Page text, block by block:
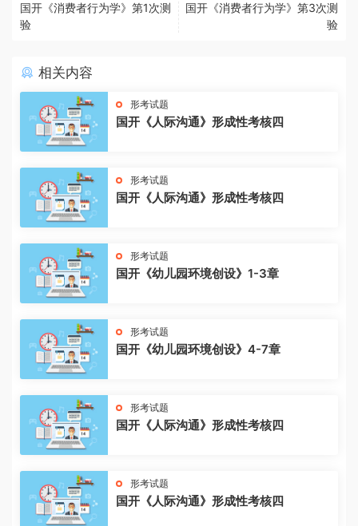
国开《消费者行为学》第1次测
验
国开《消费者行为学》第3次测
验
相关内容
形考试题
国开《人际沟通》形成性考核四
形考试题
国开《人际沟通》形成性考核四
形考试题
国开《幼儿园环境创设》1-3章
形考试题
国开《幼儿园环境创设》4-7章
形考试题
国开《人际沟通》形成性考核四
形考试题
国开《人际沟通》形成性考核四